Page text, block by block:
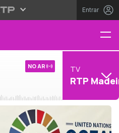
Entrar
NO AR TV
RTP